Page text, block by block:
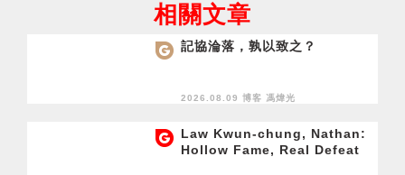
相關文章
記協淪落，孰以致之？
2026.08.09 博客 馮煒光
Law Kwun-chung, Nathan:
Hollow Fame, Real Defeat